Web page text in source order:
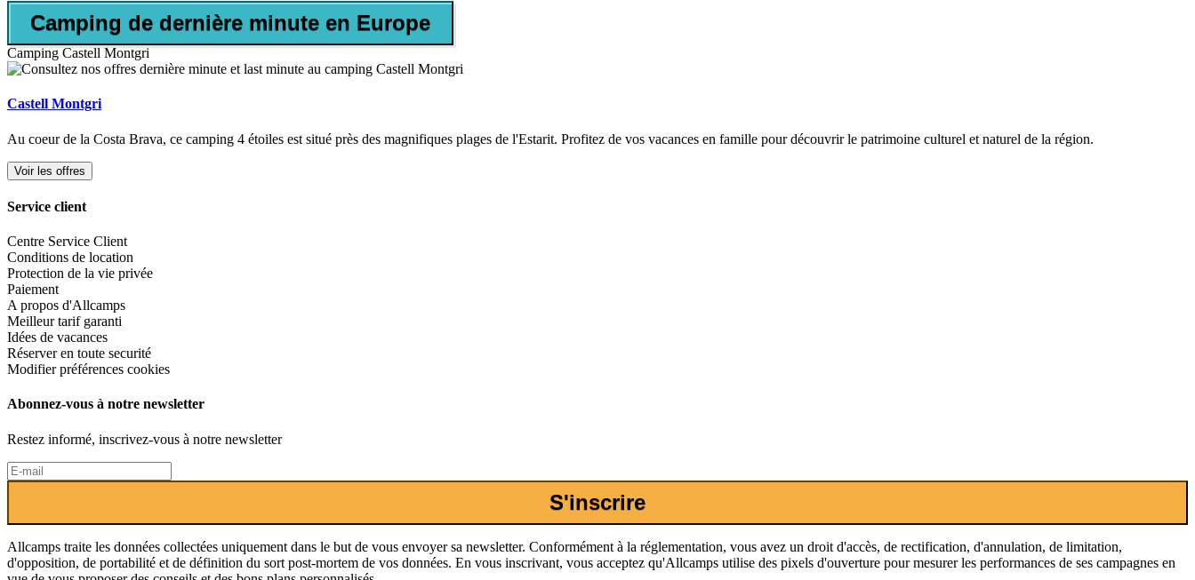
Camping de dernière minute en Europe
Camping Castell Montgri
Castell Montgri
Au coeur de la Costa Brava, ce camping 4 étoiles est situé près des magnifiques plages de l'Estarit. Profitez de vos vacances en famille pour découvrir le patrimoine culturel et naturel de la région.
Voir les offres
Service client
Centre Service Client
Conditions de location
Protection de la vie privée
Paiement
A propos d'Allcamps
Meilleur tarif garanti
Idées de vacances
Réserver en toute securité
Modifier préférences cookies
Abonnez-vous à notre newsletter
Restez informé, inscrivez-vous à notre newsletter
S'inscrire
Allcamps traite les données collectées uniquement dans le but de vous envoyer sa newsletter. Conformément à la réglementation, vous avez un droit d'accès, de rectification, d'annulation, de limitation,
d'opposition, de portabilité et de définition du sort post-mortem de vos données. En vous inscrivant, vous acceptez qu'Allcamps utilise des pixels d'ouverture pour mesurer les performances de ses campagnes en